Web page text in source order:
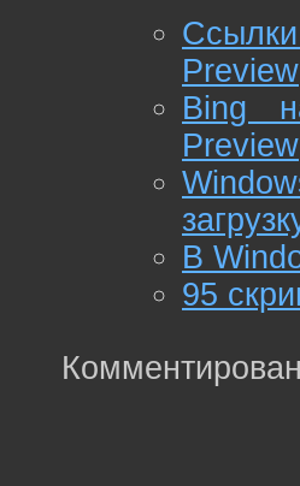
Preview
Bing
Preview
В
95